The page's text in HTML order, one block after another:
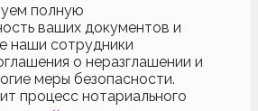
полную
ваших документов и
наши сотрудники
о неразглашении и
меры безопасности.
процесс нотариального